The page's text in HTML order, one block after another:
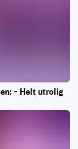
– Helt utrolig